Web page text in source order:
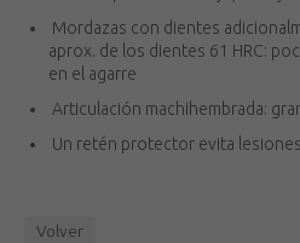
Mordazas con dientes
aprox. de los dientes 61 HRC:
en el agarre
Articulación machihembrada:
Un retén protector evita
Volver